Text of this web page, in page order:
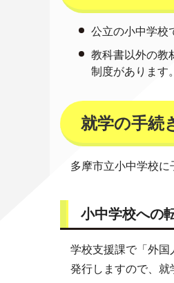
公立の小中学校
教科書以外の教
制度があります
就学の手続
多摩市立小中学校に
小中学校への
学校支援課で「外国
発行しますので、就